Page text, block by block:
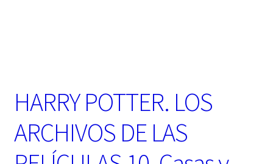
HARRY POTTER. LOS
ARCHIVOS DE LAS